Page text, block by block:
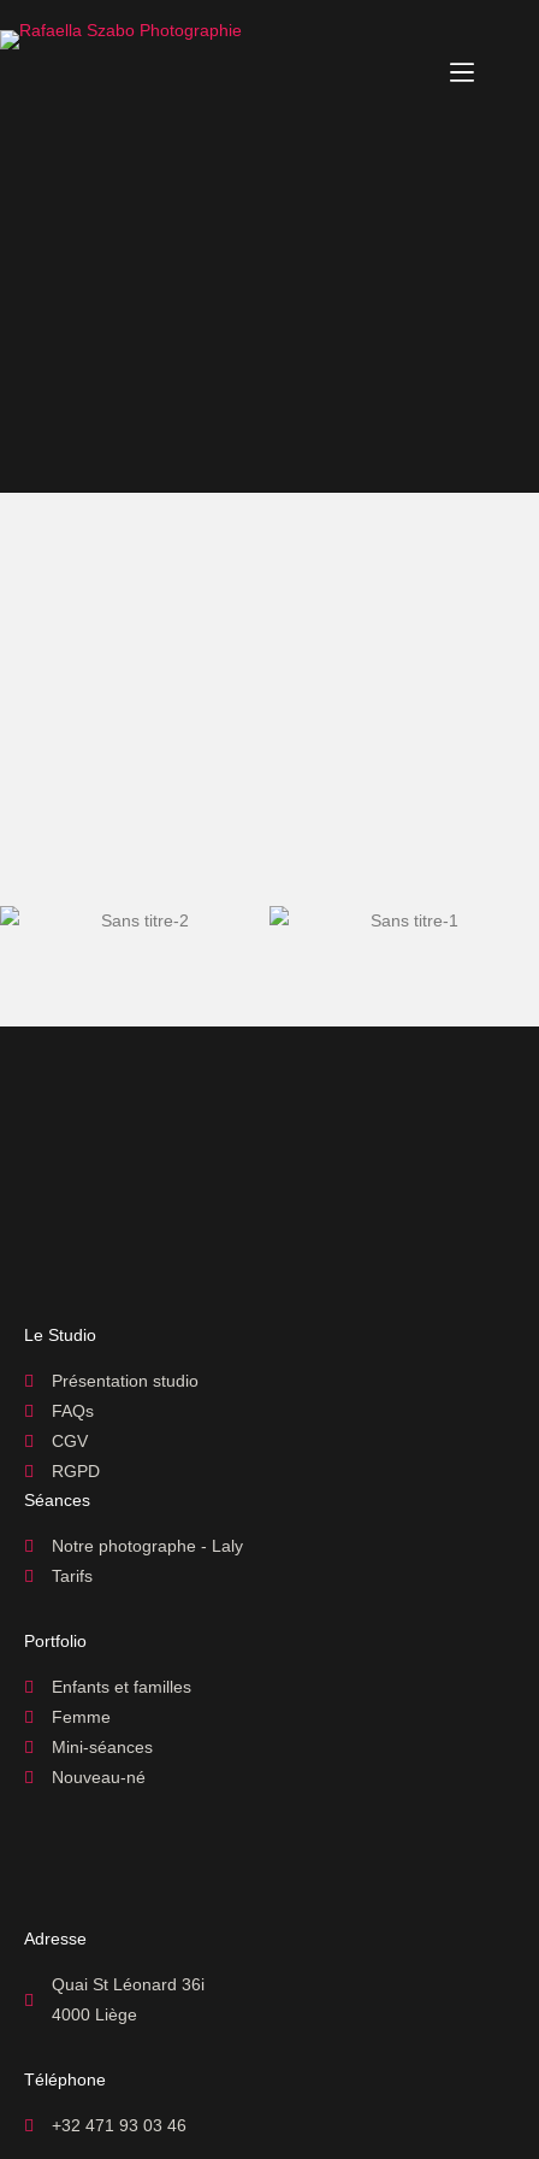
Le Studio
Présentation studio
FAQs
CGV
RGPD
Séances
Notre photographe - Laly
Tarifs
Portfolio
Enfants et familles
Femme
Mini-séances
Nouveau-né
Adresse
Quai St Léonard 36i
4000 Liège
Téléphone
+32 471 93 03 46